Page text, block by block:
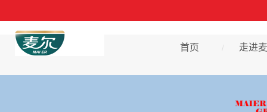
首页 走进